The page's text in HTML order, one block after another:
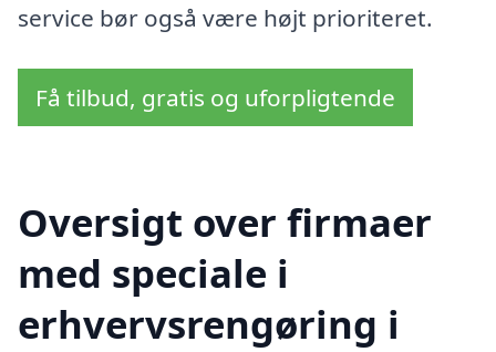
service bør også være højt prioriteret.
Få tilbud, gratis og uforpligtende
Oversigt over firmaer
med speciale i
erhvervsrengøring i